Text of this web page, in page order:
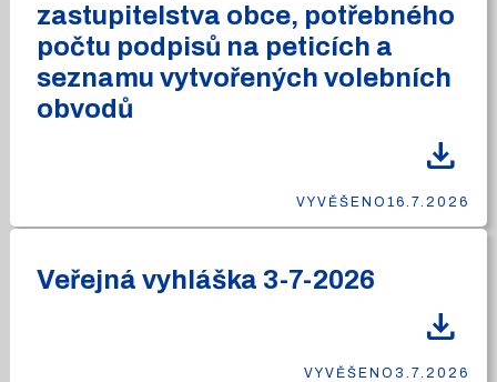
zastupitelstva obce, potřebného
počtu podpisů na peticích a
seznamu vytvořených volebních
obvodů
download
VYVĚŠENO 16.7.2026
Veřejná vyhláška 3-7-2026
download
VYVĚŠENO 3.7.2026